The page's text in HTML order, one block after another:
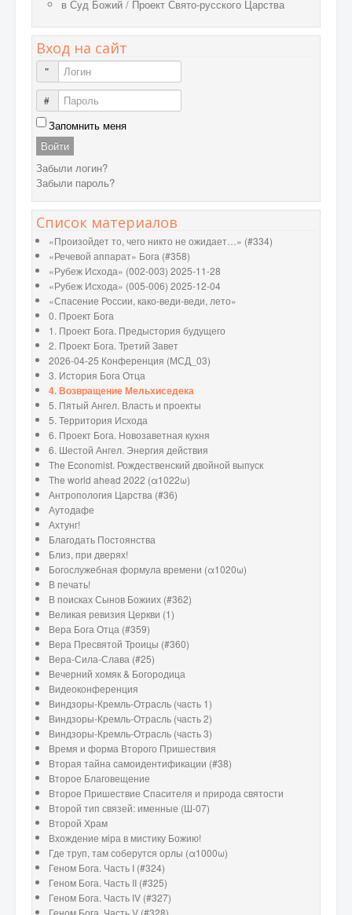
в Суд Божий / Проект Свято-русского Царства
Вход на сайт
Логин
Пароль
Запомнить меня
Войти
Забыли логин?
Забыли пароль?
Список материалов
«Произойдет то, чего никто не ожидает…» (#334)
«Речевой аппарат» Бога (#358)
«Рубеж Исхода» (002-003) 2025-11-28
«Рубеж Исхода» (005-006) 2025-12-04
«Спасение России, како-веди-веди, лето»
0. Проект Бога
1. Проект Бога. Предыстория будущего
2. Проект Бога. Третий Завет
2026-04-25 Конференция (МСД_03)
3. История Бога Отца
4. Возвращение Мельхиседека
5. Пятый Ангел. Власть и проекты
5. Территория Исхода
6. Проект Бога. Новозаветная кухня
6. Шестой Ангел. Энергия действия
The Economist. Рождественский двойной выпуск
The world ahead 2022 (α1022ω)
Антропология Царства (#36)
Аутодафе
Ахтунг!
Благодать Постоянства
Близ, при дверях!
Богослужебная формула времени (α1020ω)
В печать!
В поисках Сынов Божиих (#362)
Великая ревизия Церкви (1)
Вера Бога Отца (#359)
Вера Пресвятой Троицы (#360)
Вера-Сила-Слава (#25)
Вечерний хомяк & Богородица
Видеоконференция
Виндзоры-Кремль-Отрасль (часть 1)
Виндзоры-Кремль-Отрасль (часть 2)
Виндзоры-Кремль-Отрасль (часть 3)
Время и форма Второго Пришествия
Вторая тайна самоидентификации (#38)
Второе Благовещение
Второе Пришествие Спасителя и природа святости
Второй тип связей: именные (Ш-07)
Второй Храм
Вхождение мiра в мистику Божию!
Где труп, там соберутся орлы (α1000ω)
Геном Бога. Часть I (#324)
Геном Бога. Часть II (#325)
Геном Бога. Часть IV (#327)
Геном Бога. Часть V (#328)